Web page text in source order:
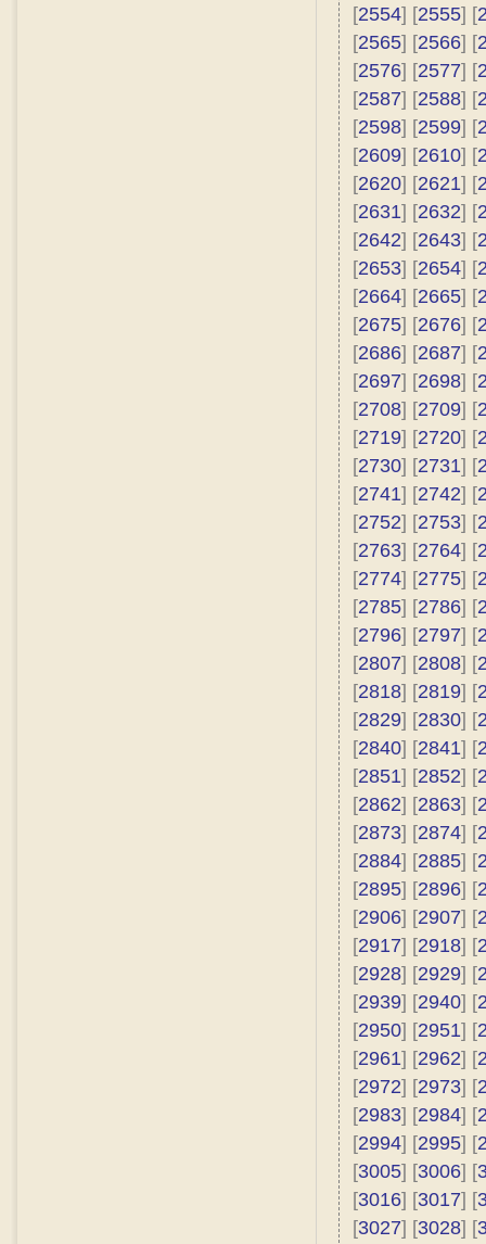
[2554] [2555] [
[2565] [2566] [
[2576] [2577] [
[2587] [2588] [
[2598] [2599] [
[2609] [2610] [
[2620] [2621] [
[2631] [2632] [
[2642] [2643] [
[2653] [2654] [
[2664] [2665] [
[2675] [2676] [
[2686] [2687] [
[2697] [2698] [
[2708] [2709] [
[2719] [2720] [
[2730] [2731] [
[2741] [2742] [
[2752] [2753] [
[2763] [2764] [
[2774] [2775] [
[2785] [2786] [
[2796] [2797] [
[2807] [2808] [
[2818] [2819] [
[2829] [2830] [
[2840] [2841] [
[2851] [2852] [
[2862] [2863] [
[2873] [2874] [
[2884] [2885] [
[2895] [2896] [
[2906] [2907] [
[2917] [2918] [
[2928] [2929] [
[2939] [2940] [
[2950] [2951] [
[2961] [2962] [
[2972] [2973] [
[2983] [2984] [
[2994] [2995] [
[3005] [3006] [
[3016] [3017] [
[3027] [3028] [